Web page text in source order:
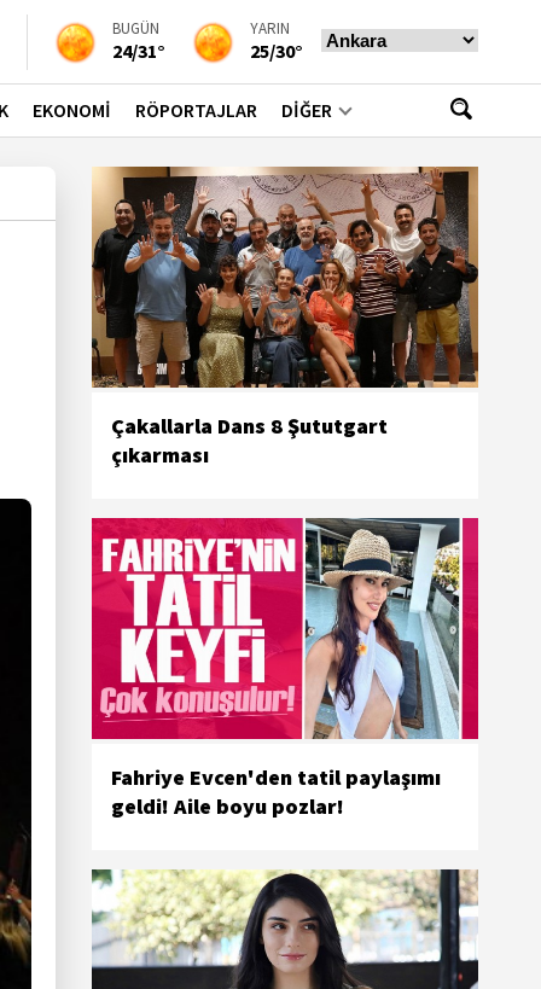
BUGÜN
24/31°
YARIN
25/30°
EKONOMİ RÖPORTAJLAR DİĞER
Çakallarla Dans 8 Şututgart
çıkarması
Fahriye Evcen'den tatil paylaşımı
geldi! Aile boyu pozlar!